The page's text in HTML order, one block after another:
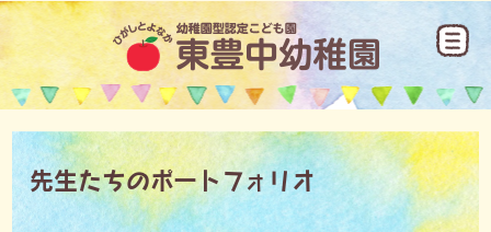
先生たちのポートフォリオ